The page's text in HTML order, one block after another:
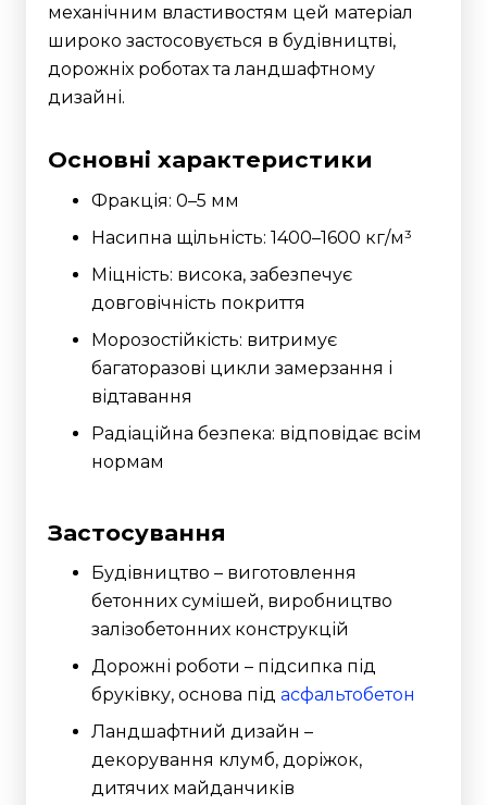
механічним властивостям цей матеріал
широко застосовується в будівництві,
дорожніх роботах та ландшафтному
дизайні.
Основні характеристики
Фракція: 0–5 мм
Насипна щільність: 1400–1600 кг/м³
Міцність: висока, забезпечує
довговічність покриття
Морозостійкість: витримує
багаторазові цикли замерзання і
відтавання
Радіаційна безпека: відповідає всім
нормам
Застосування
Будівництво – виготовлення
бетонних сумішей, виробництво
залізобетонних конструкцій
Дорожні роботи – підсипка під
бруківку, основа під асфальтобетон
Ландшафтний дизайн –
декорування клумб, доріжок,
дитячих майданчиків